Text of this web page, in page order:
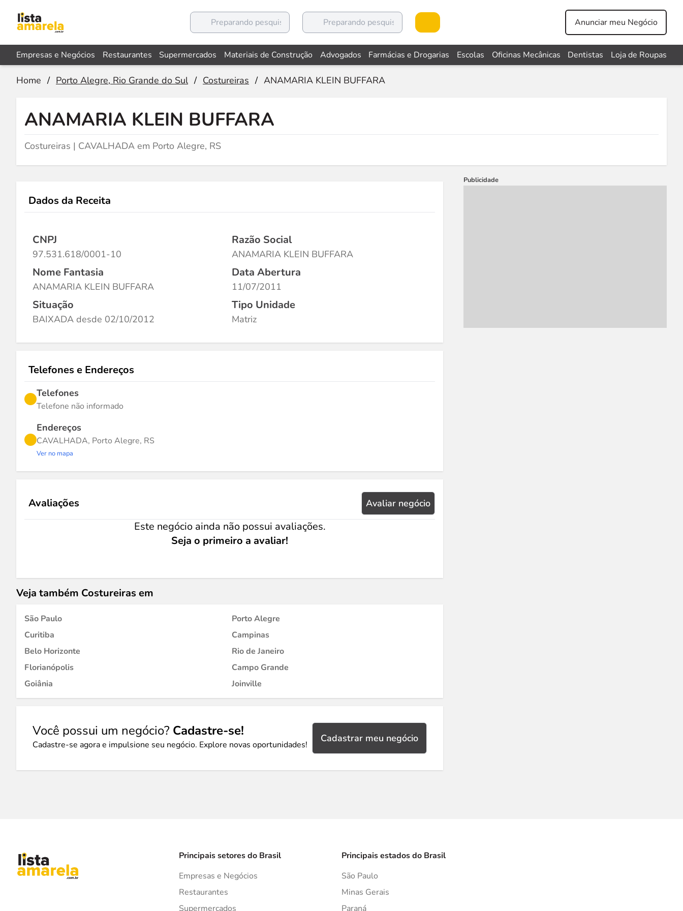
Anunciar meu Negócio
Empresas e Negócios Restaurantes Supermercados Materiais de Construção Advogados Farmácias e Drogarias Escolas Oficinas Mecânicas Dentistas Loja de Roupas
Home / Porto Alegre, Rio Grande do Sul / Costureiras / ANAMARIA KLEIN BUFFARA
ANAMARIA KLEIN BUFFARA
Costureiras | CAVALHADA em Porto Alegre, RS
Dados da Receita
CNPJ
97.531.618/0001-10
Razão Social
ANAMARIA KLEIN BUFFARA
Nome Fantasia
ANAMARIA KLEIN BUFFARA
Data Abertura
11/07/2011
Situação
BAIXADA desde 02/10/2012
Tipo Unidade
Matriz
Telefones e Endereços
Telefones
Telefone não informado
Endereços
CAVALHADA, Porto Alegre, RS
Ver no mapa
Avaliações Avaliar negócio
Este negócio ainda não possui avaliações.
Seja o primeiro a avaliar!
Veja também Costureiras em
São Paulo
Porto Alegre
Curitiba
Campinas
Belo Horizonte
Rio de Janeiro
Florianópolis
Campo Grande
Goiânia
Joinville
Você possui um negócio? Cadastre-se!
Cadastre-se agora e impulsione seu negócio. Explore novas oportunidades!
Cadastrar meu negócio
Publicidade
Principais setores do Brasil
Empresas e Negócios
Restaurantes
Supermercados
Principais estados do Brasil
São Paulo
Minas Gerais
Paraná